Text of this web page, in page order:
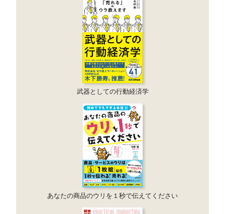
武器としての行動経済学
あなたの商品のウリを１秒で伝えてください